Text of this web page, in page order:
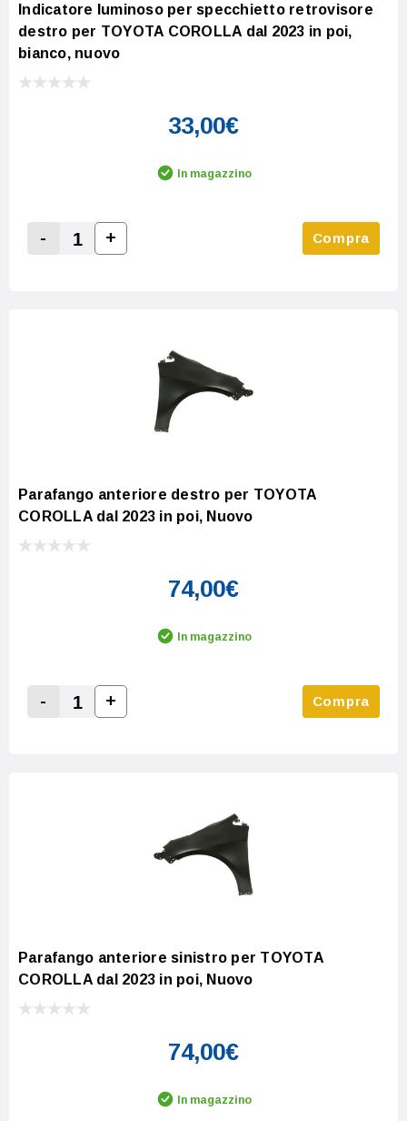
Indicatore luminoso per specchietto retrovisore
destro per TOYOTA COROLLA dal 2023 in poi,
bianco, nuovo
33,00€
In magazzino
Decrease Quantity:
-
Increase Quantity:
+ Compra
Parafango anteriore destro per TOYOTA
COROLLA dal 2023 in poi, Nuovo
74,00€
In magazzino
Decrease Quantity:
-
Increase Quantity:
+ Compra
Parafango anteriore sinistro per TOYOTA
COROLLA dal 2023 in poi, Nuovo
74,00€
In magazzino